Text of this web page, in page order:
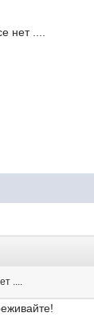
нет ....
....